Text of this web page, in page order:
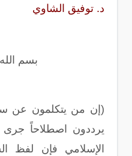
د. توفيق الشاوي
بسم
(إن من يتكلمون عن
يرددون اصطلاحاً جرى
الإسلامي فإن لفظ